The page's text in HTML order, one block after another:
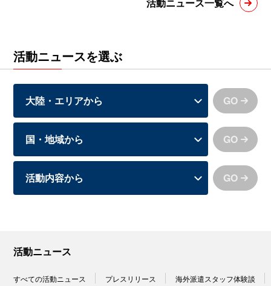
活動ニュース一覧へ
活動ニュースを選ぶ
GO
GO
GO
活動ニュース
すべての活動ニュース プレスリリース 海外派遣スタッフ体験談